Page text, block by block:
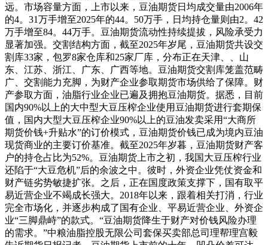
远。市场容量方面，上市以来，豆油期货日均成交量由2006年
的4。31万手增至2025年的44。50万手，日均持仓量则由2。42
万手增至84。44万手。豆油期货流动性持续提拔，风险承受力
显著加强。交割结构方面，截至2025年岁尾，豆油期货共设交
割库33家，包罗8家仓库和25家厂库，分布正在天津、、山
东、江苏、浙江、广东、广西等地。豆油期货交割库笼盖范畴
广、交割能力充脚，为财产企业参取期货市场供给了保障。财
产参取方面，油脂行业企业已遍及拥抱豆油期货。据悉，目前
国内90%以上的大中型大豆压榨企业使用豆油期货进行套期保
值，国内大型大豆压榨企业90%以上的豆油发卖采用“大商所
期货价钱+升贴水”的订价模式，豆油期货价钱已成为境内豆油
现货商业的主要订价基准。截至2025年岁暮，豆油期货财产客
户的持仓占比为52%。豆油期货上市之初，我国大豆压榨行业
还陷于“大豆危机”后的余波之中。彼时，外资企业凭仗资金和
财产链劣势敏捷扩张。之后，正在国度政策支撑下，国有取平
易近营企业不竭成长强大。2018年以来，跟着相关打消，行业
完全市场化，并逐步构成了国有企业、平易近营企业、外资企
业“三脚鼎峙”的款式。“豆油期货降生于财产对价钱风险办理
的需求。”中粮油脂控股无限公司套保买卖部总司理帮理宫毅